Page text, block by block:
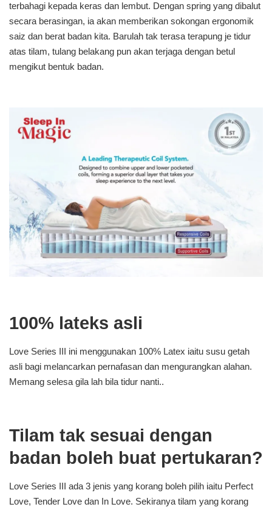
terbahagi kepada keras dan lembut. Dengan spring yang dibalut
secara berasingan, ia akan memberikan sokongan ergonomik
saiz dan berat badan kita. Barulah tak terasa terapung je tidur
atas tilam, tulang belakang pun akan terjaga dengan betul
mengikut bentuk badan.
100% lateks asli
Love Series III ini menggunakan 100% Latex iaitu susu getah
asli bagi melancarkan pernafasan dan mengurangkan alahan.
Memang selesa gila lah bila tidur nanti..
Tilam tak sesuai dengan
badan boleh buat pertukaran?
Love Series III ada 3 jenis yang korang boleh pilih iaitu Perfect
Love, Tender Love dan In Love. Sekiranya tilam yang korang